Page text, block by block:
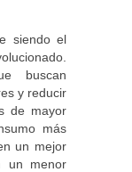
siendo el
buscan
y reducir
de mayor
más
un mejor
un menor